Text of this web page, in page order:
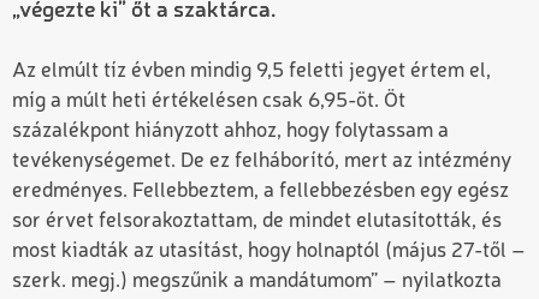
„végezte ki” őt a szaktárca.
Az elmúlt tíz évben mindig 9,5 feletti jegyet értem el,
míg a múlt heti értékelésen csak 6,95-öt. Öt
százalékpont hiányzott ahhoz, hogy folytassam a
tevékenységemet. De ez felháborító, mert az intézmény
eredményes. Fellebbeztem, a fellebbezésben egy egész
sor érvet felsorakoztattam, de mindet elutasították, és
most kiadták az utasítást, hogy holnaptól (május 27-től –
szerk. megj.) megszűnik a mandátumom” – nyilatkozta